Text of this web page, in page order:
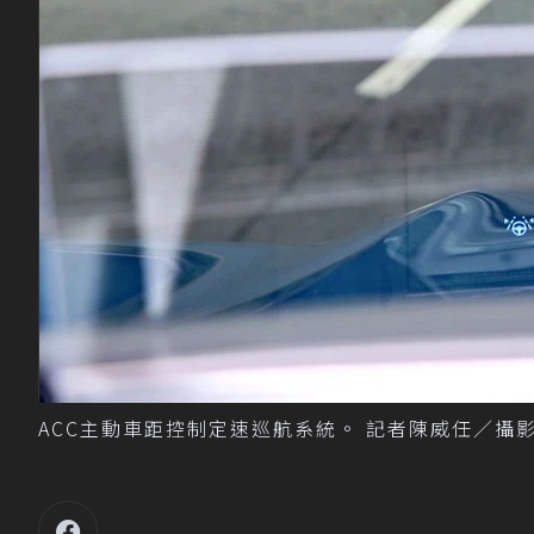
ACC主動車距控制定速巡航系統。 記者陳威任／攝